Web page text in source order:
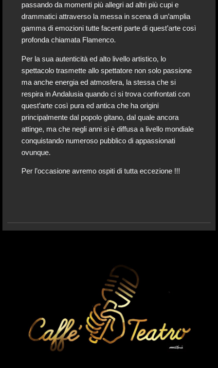
passando da momenti più allegri ad altri più cupi e
drammatici attraverso la messa in scena di un’amplia
gamma di emozioni tutte facenti parte di quest’arte così
profonda chiamata Flamenco.
Per la sua autenticità ed alto livello artistico, lo
spettacolo trasmette allo spettatore non solo passione
ma anche energia ed atmosfera, la stessa che si
respira in Andalusia quando ci si trova confrontati con
quest’arte così pura ed antica che ha origini
principalmente dal popolo gitano, dal quale ancora
attinge, ma che negli anni si è diffusa a livello mondiale
conquistando numeroso pubblico di appassionati
ovunque.
Per l’occasione avremo ospiti di tutta eccezione !!!